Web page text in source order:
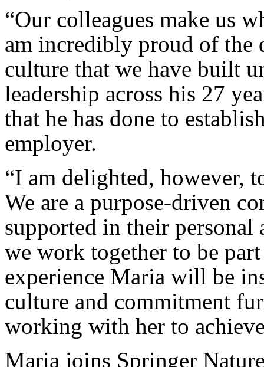
“Our colleagues make us
am incredibly proud of the
culture that we have built
leadership across his 27
that he has done to
employer.
“I am delighted, however,
We are a purpose-driven
supported in their personal
we work together to be
experience Maria will be
culture and commitment
working with her to
Maria joins Springer